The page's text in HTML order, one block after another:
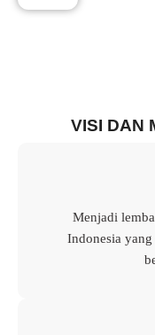
VISI DAN
Menjadi
Indonesia yang